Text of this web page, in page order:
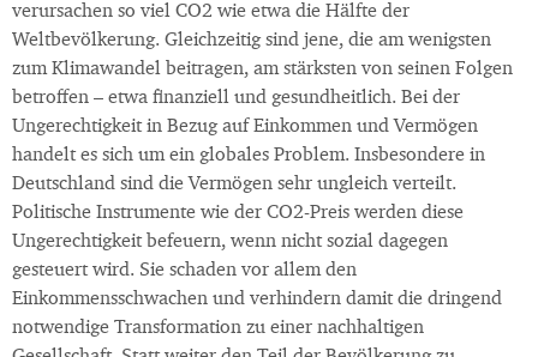
verursachen so viel CO2 wie etwa die Hälfte der
Weltbevölkerung. Gleichzeitig sind jene, die am wenigsten
zum Klimawandel beitragen, am stärksten von seinen Folgen
betroffen – etwa finanziell und gesundheitlich. Bei der
Ungerechtigkeit in Bezug auf Einkommen und Vermögen
handelt es sich um ein globales Problem. Insbesondere in
Deutschland sind die Vermögen sehr ungleich verteilt.
Politische Instrumente wie der CO2-Preis werden diese
Ungerechtigkeit befeuern, wenn nicht sozial dagegen
gesteuert wird. Sie schaden vor allem den
Einkommensschwachen und verhindern damit die dringend
notwendige Transformation zu einer nachhaltigen